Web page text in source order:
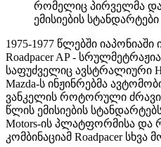
რომელიც პირველმა
ემისიების სტანდარტები
1975-1977 წლებში
Roadpacer AP -
საფუძველიც ავსტრალიური
Mazda-ს ინჟინრებმა
ვანკელის როტორული
წლის ემისიების
Motors-ის პლატფორმისა
კომბინაციამ Roadpacer